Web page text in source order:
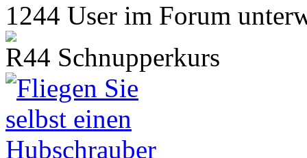
1244 User im Forum
R44 Schnupperkurs